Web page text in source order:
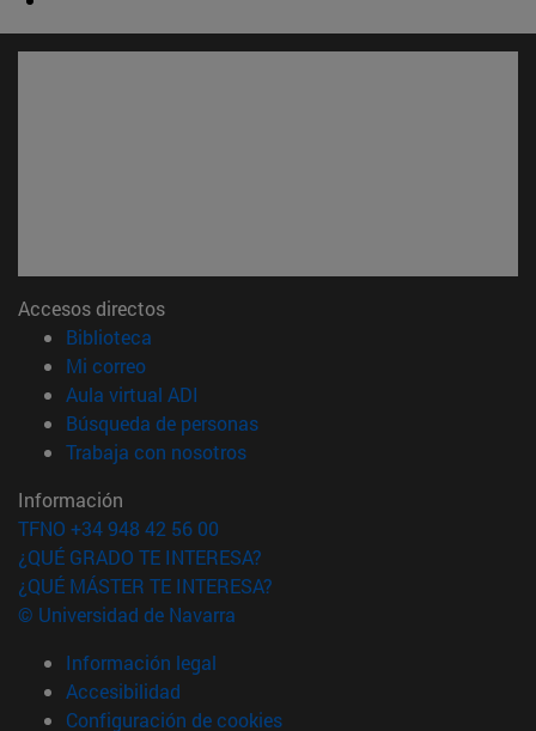
Accesos directos
Biblioteca
Mi correo(abre en nueva ventana)
Aula virtual ADI
Búsqueda de personas(abre en nueva ventana)
Trabaja con nosotros(abre en nueva ventana)
Información
TFNO +34 948 42 56 00
¿QUÉ GRADO TE INTERESA?
¿QUÉ MÁSTER TE INTERESA?
© Universidad de Navarra
Información legal
Accesibilidad
Configuración de cookies